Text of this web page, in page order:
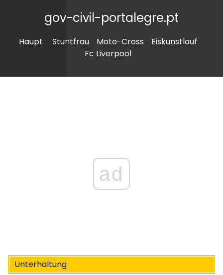
gov-civil-portalegre.pt
Haupt Stuntfrau Moto-Cross
Eiskunstlauf
Fc Liverpool
ad
Unterhaltung